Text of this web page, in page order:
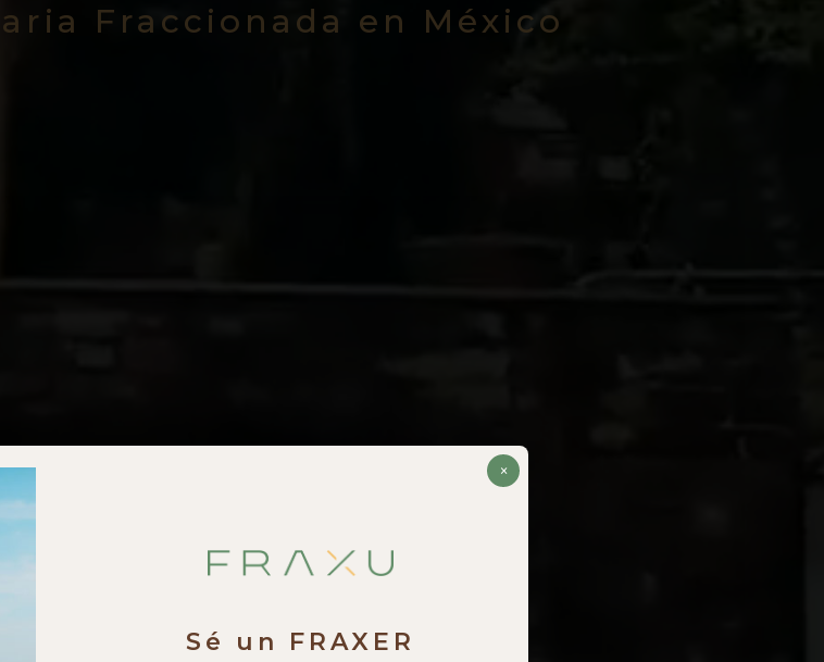
Fraccionada en México
×
Sé un FRAXER